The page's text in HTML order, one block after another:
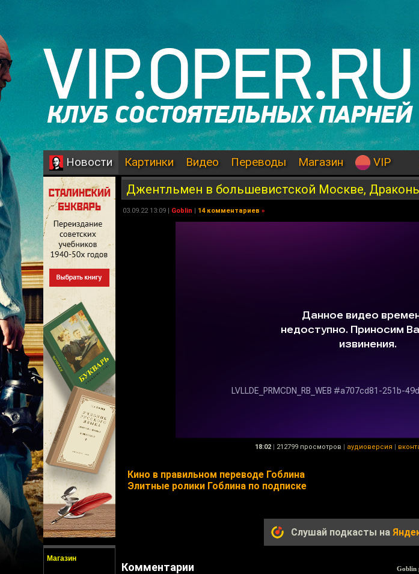
Новости Картинки Видео Переводы Магазин VIP
Магазин
Джентльмен в большевистской Москве,
03.09.22 13:09 | Goblin | 14 комментариев »
18:02 | 212799 просмотров | аудиоверсия |
Кино в правильном переводе Гоблина
Элитные ролики Гоблина по подписке
Слушай подкасты на
Комментарии Goblin